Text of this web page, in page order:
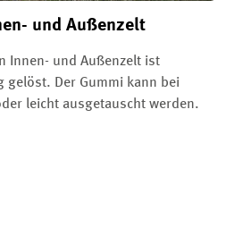
und Außenzelt
Innen- und Außenzelt ist
gelöst. Der Gummi kann bei
leicht ausgetauscht werden.